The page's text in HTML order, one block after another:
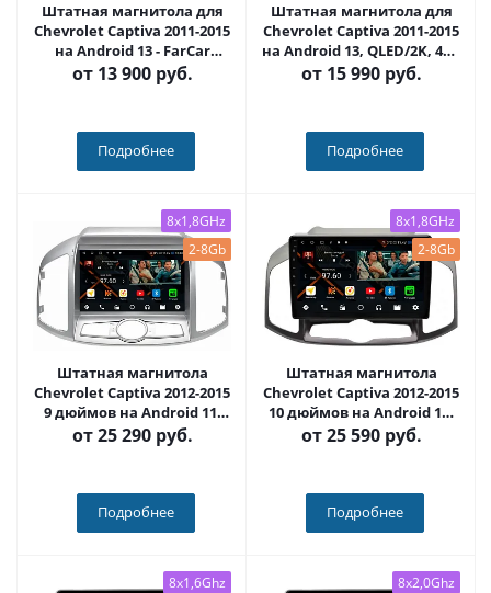
Штатная магнитола для
Chevrolet Captiva 2011-2015
на Android 13 - FarCar
(D/DX109M)
от 13 900 руб.
Подробнее
Штатная магнитола для
Chevrolet Captiva 2011-2015
на Android 13, QLED/2K, 4G -
FarCar S500 Plus (109M)
от 15 990 руб.
Подробнее
8x1,8GHz
2-8Gb
Штатная магнитола
Chevrolet Captiva 2012-2015
9 дюймов на Android 11,
DSP, 4G, IPS / QLED 2K,
Carplay - Cardrox CD-4786
от25 290 руб.
Подробнее
8x1,8GHz
2-8Gb
Штатная магнитола
Chevrolet Captiva 2012-2015
10 дюймов на Android 11,
DSP, 4G, IPS / QLED 2K,
Carplay - Cardrox CD-4326
от25 590 руб.
Подробнее
8x1,6Ghz
8x2,0Ghz